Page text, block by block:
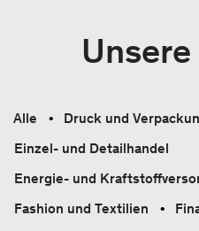
Alle
Druck und
Einzel- und Detailhandel
Energie- und
Fashion und Textilien